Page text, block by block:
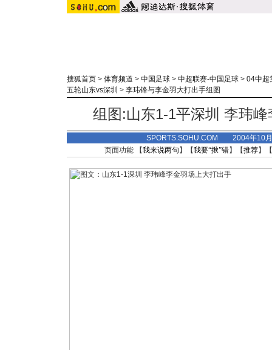
搜狐首页 > 体育频道 > 中国足球 > 中超联赛-中国足球 > 04中超
五轮山东vs深圳 > 李玮锋与李金羽大打出手组图
组图:山东1-1平深圳 李玮
SPORTS.SOHU.COM 2004年10
页面功能 【我来说两句 】【我要“揪”错】【推荐】